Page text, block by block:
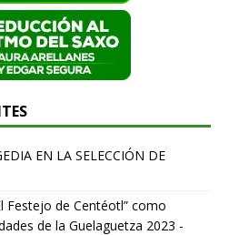
EN LA SELECCIÓN DE
Festejo de Centéotl” como
de la Guelaguetza 2023 -